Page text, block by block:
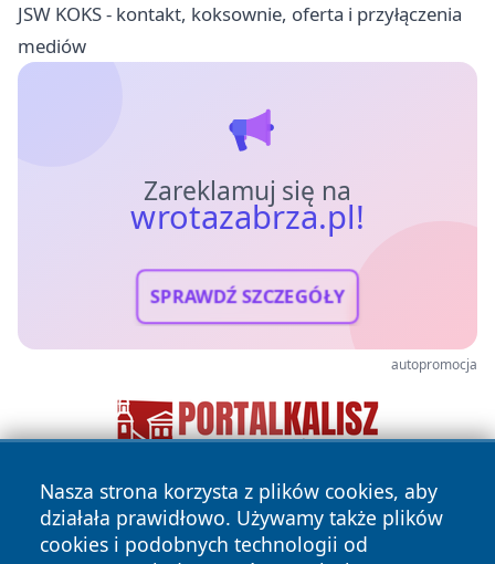
JSW KOKS - kontakt, koksownie, oferta i przyłączenia
mediów
Zareklamuj się na
wrotazabrza.pl!
SPRAWDŹ SZCZEGÓŁY
autopromocja
Nasza strona korzysta z plików cookies, aby
działała prawidłowo. Używamy także plików
cookies i podobnych technologii od